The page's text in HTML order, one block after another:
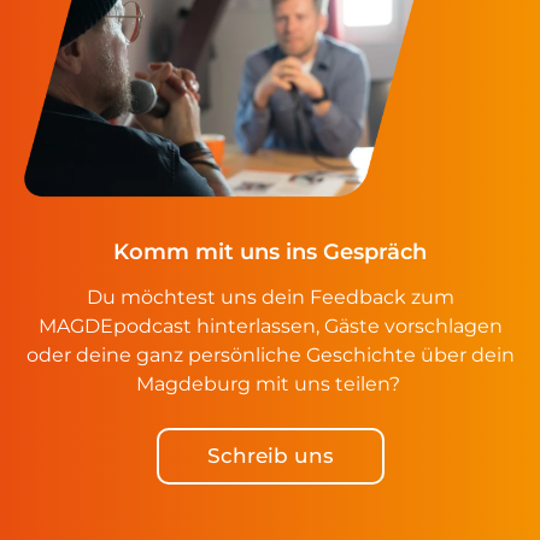
Komm mit uns ins Gespräch
Du möchtest uns dein Feedback zum
MAGDEpodcast hinterlassen, Gäste vorschlagen
oder deine ganz persönliche Geschichte über dein
Magdeburg mit uns teilen?
Schreib uns